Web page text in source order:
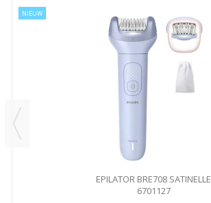
NIEUW
EPILATOR BRE708 SATINELLE
6701127